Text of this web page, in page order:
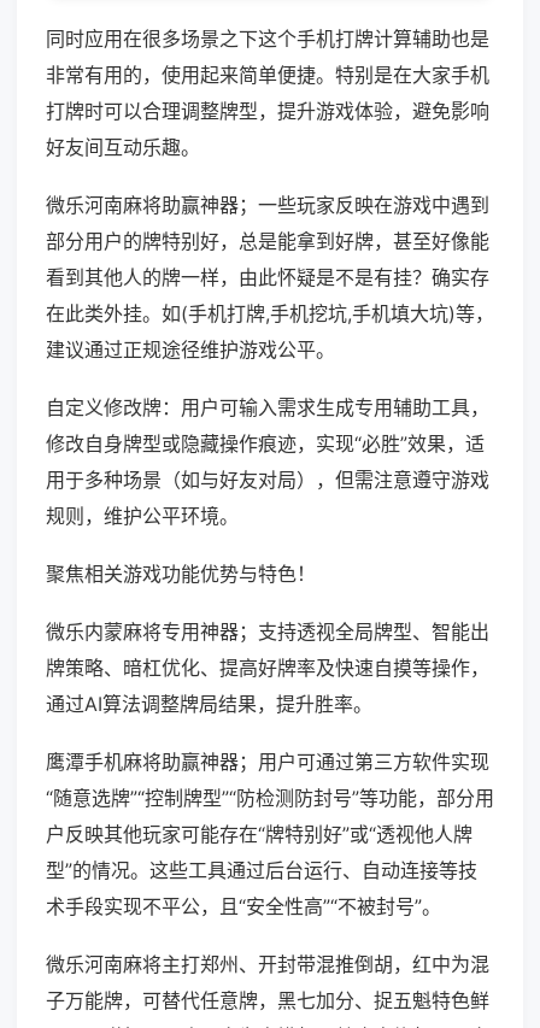
同时应用在很多场景之下这个手机打牌计算辅助也是
非常有用的，使用起来简单便捷。特别是在大家手机
打牌时可以合理调整牌型，提升游戏体验，避免影响
好友间互动乐趣。
微乐河南麻将助赢神器；一些玩家反映在游戏中遇到
部分用户的牌特别好，总是能拿到好牌，甚至好像能
看到其他人的牌一样，由此怀疑是不是有挂？确实存
在此类外挂。如(手机打牌,手机挖坑,手机填大坑)等，
建议通过正规途径维护游戏公平。
自定义修改牌：用户可输入需求生成专用辅助工具，
修改自身牌型或隐藏操作痕迹，实现“必胜”效果，适
用于多种场景（如与好友对局），但需注意遵守游戏
规则，维护公平环境。
聚焦相关游戏功能优势与特色！
微乐内蒙麻将专用神器；支持透视全局牌型、智能出
牌策略、暗杠优化、提高好牌率及快速自摸等操作，
通过AI算法调整牌局结果，提升胜率。
鹰潭手机麻将助赢神器；用户可通过第三方软件实现
“随意选牌”“控制牌型”“防检测防封号”等功能，部分用
户反映其他玩家可能存在“牌特别好”或“透视他人牌
型”的情况。这些工具通过后台运行、自动连接等技
术手段实现不平公，且“安全性高”“不被封号”。
微乐河南麻将主打郑州、开封带混推倒胡，红中为混
子万能牌，可替代任意牌，黑七加分、捉五魁特色鲜